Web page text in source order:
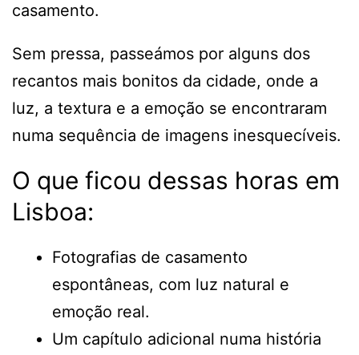
casamento.
Sem pressa, passeámos por alguns dos
recantos mais bonitos da cidade, onde a
luz, a textura e a emoção se encontraram
numa sequência de imagens inesquecíveis.
O que ficou dessas horas em
Lisboa:
Fotografias de casamento
espontâneas, com luz natural e
emoção real.
Um capítulo adicional numa história